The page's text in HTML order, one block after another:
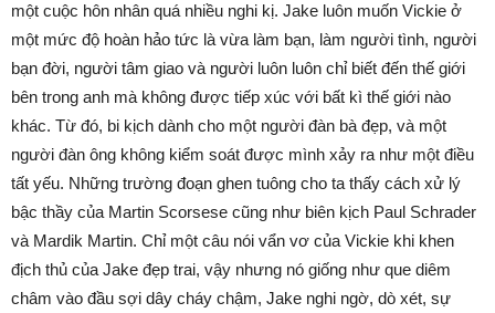
một cuộc hôn nhân quá nhiều nghi kị. Jake luôn muốn Vickie ở
một mức độ hoàn hảo tức là vừa làm bạn, làm người tình, người
bạn đời, người tâm giao và người luôn luôn chỉ biết đến thế giới
bên trong anh mà không được tiếp xúc với bất kì thế giới nào
khác. Từ đó, bi kịch dành cho một người đàn bà đẹp, và một
người đàn ông không kiểm soát được mình xảy ra như một điều
tất yếu. Những trường đoạn ghen tuông cho ta thấy cách xử lý
bậc thầy của Martin Scorsese cũng như biên kịch Paul Schrader
và Mardik Martin. Chỉ một câu nói vẩn vơ của Vickie khi khen
địch thủ của Jake đẹp trai, vậy nhưng nó giống như que diêm
châm vào đầu sợi dây cháy chậm, Jake nghi ngờ, dò xét, sự